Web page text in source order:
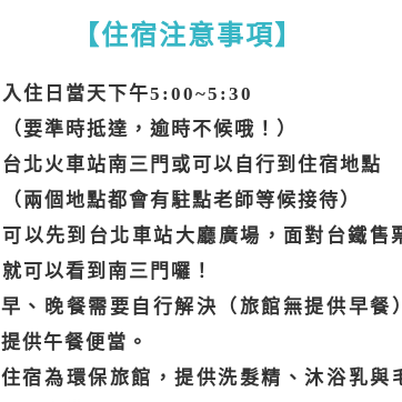
【住宿注意事項】
入住日當天下午5:00~5:30
（要準時抵達，逾時不候哦！）
台北火車站南三門或可以自行到住宿地點
（兩個地點都會有駐點老師等候接待）
可以先到台北車站大廳廣場，面對台鐵售
就可以看到南三門囉！
早、晚餐需要自行解決（旅館無提供早餐
提供午餐便當。
住宿為環保旅館，提供洗髮精、沐浴乳與